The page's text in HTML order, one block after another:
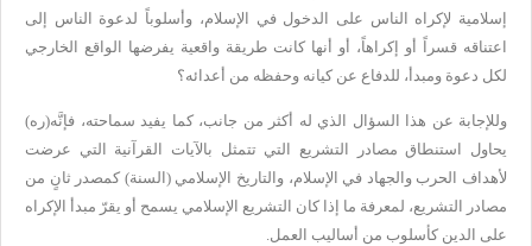
إسلامية لإكراه الناس على الدخول في الإسلام، وأسلوباً لدعوة الناس إلى
اعتناقه قسراً أو إكراهاً، أو أنها كانت طريقة واقعية يفرضها الواقع الخارجي
لكل دعوة ومبدأ، للدفاع عن كيانه وحفظه من أعدائه؟
وللإجابة عن هذا السؤال الذي له أكثر من جانب، كما يفيد سماحته، فإنَّه(ره)
يحاول
استنطاق مصادر التشريع التي تتمثل بالآيات القرآنية التي عرضت
لأهداف الحرب والجهاد في الإسلام، والتاريخ الإسلامي (السنة) كمصدر ثانٍ من
مصادر
التشريع، لمعرفة ما إذا كان التشريع الإسلامي يسمح أو يقرّ مبدأ الإكراه
على الدين كأسلوب من أساليب العمل.